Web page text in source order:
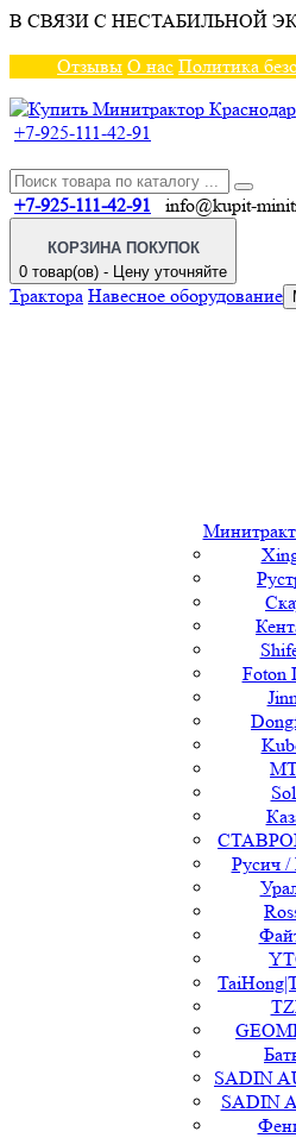
В СВЯЗИ С НЕСТАБИЛЬНОЙ
Отзывы О нас Политика
+7-925-111-42-91
+7-925-111-42-91 info@kupit-
КОРЗИНА ПОКУПОК
0 товар(ов) - Цену уточняйте
Трактора Навесное оборудование
Foton
Русич /
SADIN
SADIN